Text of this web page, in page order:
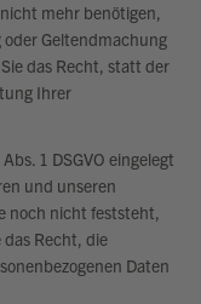
mehr benötigen,
oder Geltendmachung
das Recht, statt der
Ihrer
1 DSGVO eingelegt
und unseren
noch nicht feststeht,
Recht, die
Daten